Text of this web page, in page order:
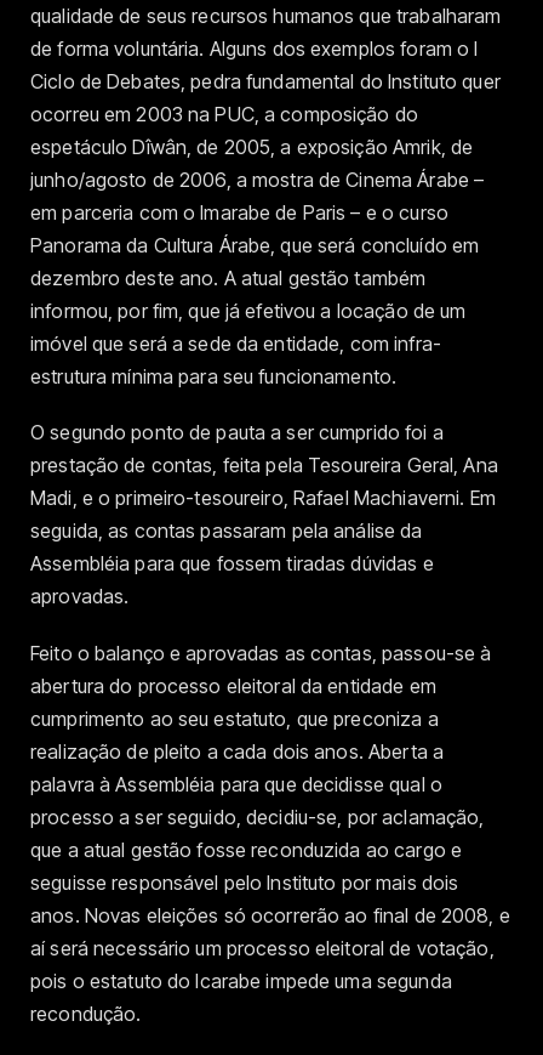
qualidade de seus recursos humanos que trabalharam
de forma voluntária. Alguns dos exemplos foram o I
Ciclo de Debates, pedra fundamental do Instituto quer
ocorreu em 2003 na PUC, a composição do
espetáculo Dîwân, de 2005, a exposição Amrik, de
junho/agosto de 2006, a mostra de Cinema Árabe –
em parceria com o Imarabe de Paris – e o curso
Panorama da Cultura Árabe, que será concluído em
dezembro deste ano. A atual gestão também
informou, por fim, que já efetivou a locação de um
imóvel que será a sede da entidade, com infra-
estrutura mínima para seu funcionamento.
O segundo ponto de pauta a ser cumprido foi a
prestação de contas, feita pela Tesoureira Geral, Ana
Madi, e o primeiro-tesoureiro, Rafael Machiaverni. Em
seguida, as contas passaram pela análise da
Assembléia para que fossem tiradas dúvidas e
aprovadas.
Feito o balanço e aprovadas as contas, passou-se à
abertura do processo eleitoral da entidade em
cumprimento ao seu estatuto, que preconiza a
realização de pleito a cada dois anos. Aberta a
palavra à Assembléia para que decidisse qual o
processo a ser seguido, decidiu-se, por aclamação,
que a atual gestão fosse reconduzida ao cargo e
seguisse responsável pelo Instituto por mais dois
anos. Novas eleições só ocorrerão ao final de 2008, e
aí será necessário um processo eleitoral de votação,
pois o estatuto do Icarabe impede uma segunda
recondução.